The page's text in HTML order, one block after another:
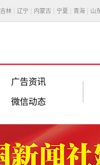
吉林 辽宁 内蒙古 宁夏 青海 山
广告资讯
微信动态